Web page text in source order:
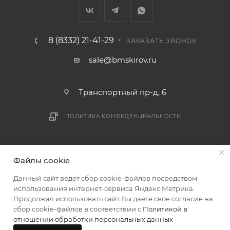
раньше связаться с менеджером, либо с отделом
ВАЖНО: Покупатель обязан обеспечить наличие
отказаться от доставки. Стоимость повторной
Доставка заказов по России не осуществляется.
8 (8332) 21-41-29 ЗАКАЗАТЬ ЗВОНОК
sale@bmskirov.ru
Транспортный пр-д, 6
ПОЛИТИКА КОНФИДЕНЦИАЛЬНОСТИ
Файлы cookie
Данный сайт ведет сбор cookie-файлов посредством
использования интернет-сервиса Яндекс.Метрика.
Продолжая использовать сайт Вы даете свое согласие на
сбор cookie-файлов в соответствии с Политикой в
отношении обработки персональных данных